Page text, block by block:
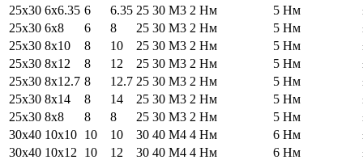
25х30 6х6.35 6 6.35 25 30 М3 2 Нм 5 Нм
25х30 6х8
6 8 25 30 М3 2 Нм 5 Нм
25х30 8х10
8 10 25 30 М3 2 Нм 5 Нм
25х30 8х12
8 12 25 30 М3 2 Нм 5 Нм
25х30 8х12.7 8 12.7 25 30 М3 2 Нм 5 Нм
25х30 8х14
8 14 25 30 М3 2 Нм 5 Нм
25х30 8х8
8 8 25 30 М3 2 Нм 5 Нм
30х40 10х10 10 10 30 40 М4 4 Нм 6 Нм
30х40 10х12
10 12 30 40 М4 4 Нм 6 Нм